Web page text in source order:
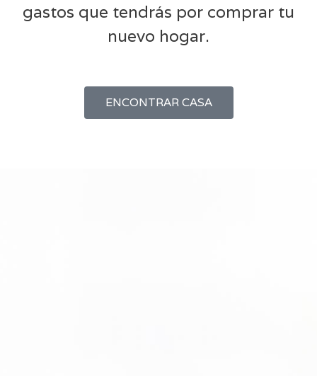
gastos que tendrás por comprar tu
nuevo hogar.
ENCONTRAR CASA